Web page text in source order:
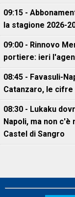
09:15 -
la stagione 2026-
09:00 - Rinnovo
portiere: ieri
08:45 - Favasuli-
Catanzaro, le cifre
08:30 - Lukaku
Napoli, ma non
Castel di Sangro